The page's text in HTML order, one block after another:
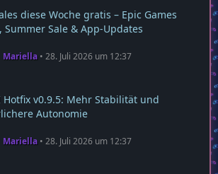
diese Woche gratis – Epic Games
Summer Sale & App‑Updates
Mariella 28. Juli 2026 um 12:37
Hotfix v0.9.5: Mehr Stabilität und
Autonomie
Mariella 28. Juli 2026 um 12:37